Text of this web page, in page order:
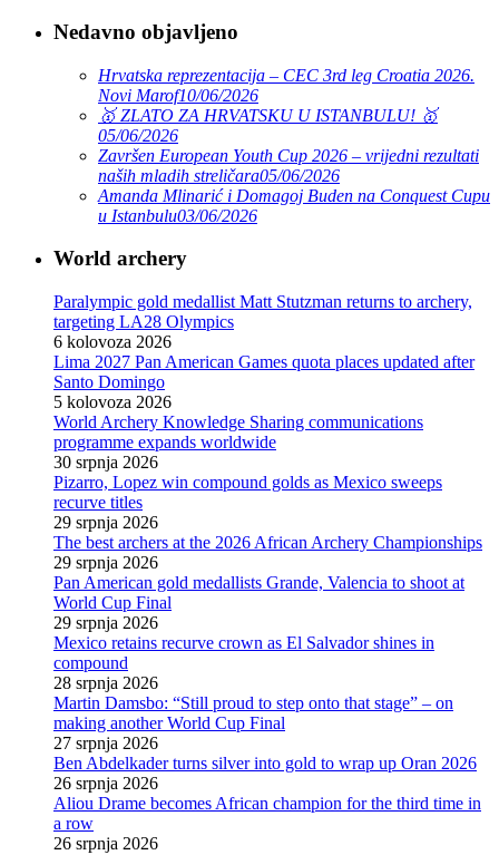
Nedavno objavljeno
Hrvatska reprezentacija – CEC 3rd leg Croatia 2026.
Novi Marof10/06/2026
🥇 ZLATO ZA HRVATSKU U ISTANBULU! 🥇
05/06/2026
Završen European Youth Cup 2026 – vrijedni rezultati
naših mladih streličara05/06/2026
Amanda Mlinarić i Domagoj Buden na Conquest Cupu
u Istanbulu03/06/2026
World archery
Paralympic gold medallist Matt Stutzman returns to archery,
targeting LA28 Olympics
6 kolovoza 2026
Lima 2027 Pan American Games quota places updated after
Santo Domingo
5 kolovoza 2026
World Archery Knowledge Sharing communications
programme expands worldwide
30 srpnja 2026
Pizarro, Lopez win compound golds as Mexico sweeps
recurve titles
29 srpnja 2026
The best archers at the 2026 African Archery Championships
29 srpnja 2026
Pan American gold medallists Grande, Valencia to shoot at
World Cup Final
29 srpnja 2026
Mexico retains recurve crown as El Salvador shines in
compound
28 srpnja 2026
Martin Damsbo: “Still proud to step onto that stage” – on
making another World Cup Final
27 srpnja 2026
Ben Abdelkader turns silver into gold to wrap up Oran 2026
26 srpnja 2026
Aliou Drame becomes African champion for the third time in
a row
26 srpnja 2026